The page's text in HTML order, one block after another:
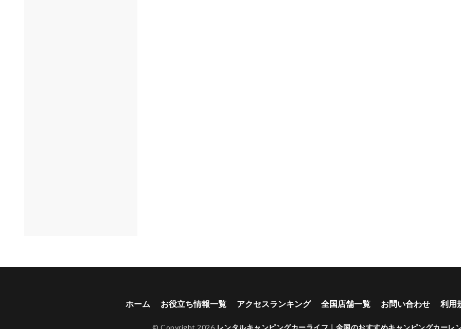
ホーム お役立ち情報一覧 アクセスランキング 全国店舗一覧 お問い合わせ 利用
© Copyright 2026 レンタルキャンピングカーライフ｜全国のおすすめキャンピングカーレ